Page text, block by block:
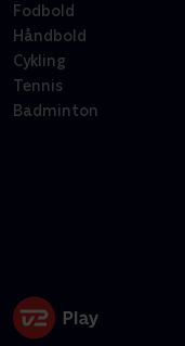
Fodbold
Håndbold
Cykling
Tennis
Badminton